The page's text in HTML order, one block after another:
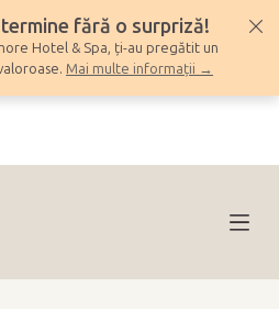
fără o surpriză!
Hotel & Spa, ți-au pregătit un
Mai multe informații →